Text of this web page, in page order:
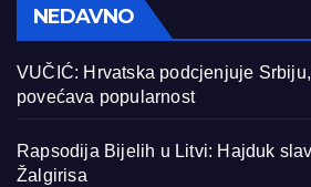
NEDAVNO
VUČIĆ: Hrvatska podcjenjuje
povećava popularnost
Rapsodija Bijelih u Litvi: Hajduk
Žalgirisa